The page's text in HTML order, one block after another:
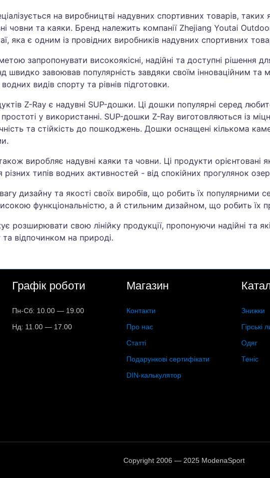
на виробництві надувних спортивних товарів, таких
човни та каяки. Бренд належить компанії Zhejiang Youtai
яка є одним із провідних виробників надувних спортивних
запропонувати високоякісні, надійні та доступні рішення
швидко завоював популярність завдяки своїм інноваційним та
видів спорту та рівнів підготовки.
Z-Ray є надувні SUP-дошки. Ці дошки популярні серед
простоті у використанні. SUP-дошки Z-Ray виготовляються із
та стійкість до пошкоджень. Дошки оснащені кількома
виробляє надувні каяки та човни. Ці продукти орієнтовані
типів водних активностей - від спокійних прогулянок
дизайну та якості своїх виробів, що робить їх популярними
функціональністю, а й стильним дизайном, що робить їх
розширювати свою лінійку продукції, пропонуючи надійні та
відпочинком на природі.
Графік роботи
Пн-Сб: 10.00 — 19.00
Нд: 11.00 — 17.00
Магазин
Контакти
Про нас
Статті
Подарункові сертифікати
DIN-калькулятор
Знижки
Гірські
Одяг
Теніс
Copyright 2006 — 2025 ModenaSport